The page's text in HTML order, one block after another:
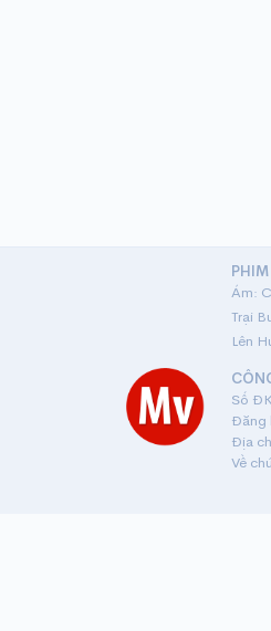
PHIM
Trại
Lên
Số
Đăng
Địa
Về